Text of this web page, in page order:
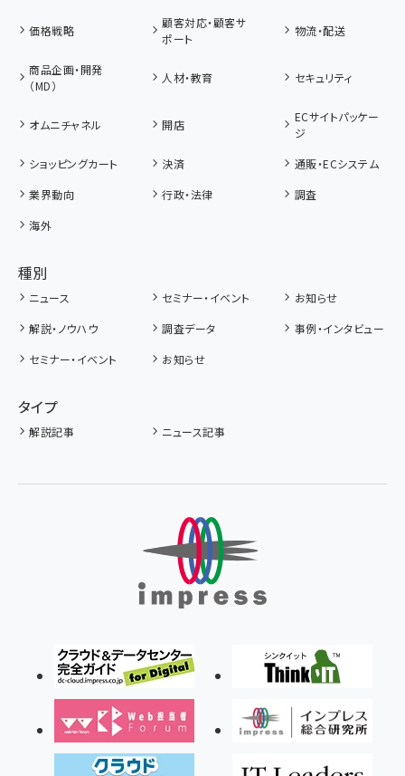
価格戦略
顧客対応・顧客サ
ポート
物流・配送
商品企画・開発
（MD）
人材・教育 セキュリティ
オムニチャネル 開店
ECサイトパッケー
ジ
ショッピングカート
決済
通販・ECシステム
業界動向
行政・法律
調査
海外
種別
ニュース セミナー・イベント
お知らせ
解説・ノウハウ
調査データ
事例・インタビュー
セミナー・イベント
お知らせ
タイプ
解説記事 ニュース記事